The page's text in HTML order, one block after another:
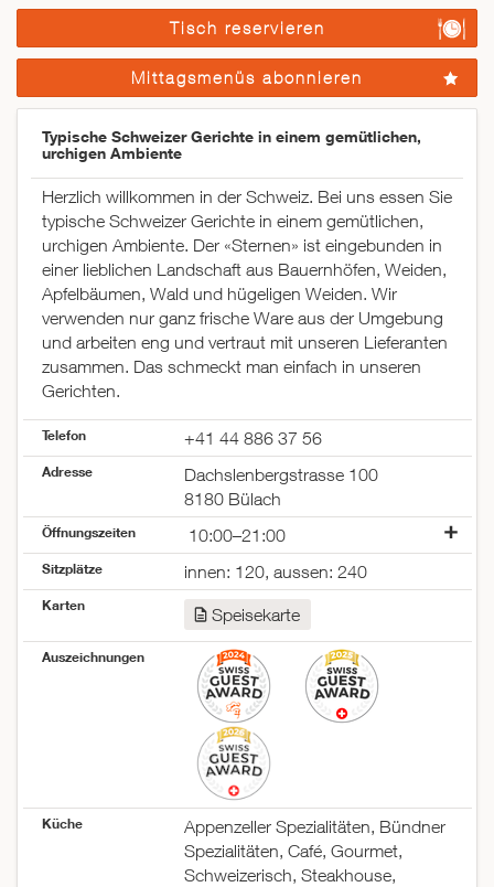
Tisch reservieren
Mittagsmenüs abonnieren
Typische Schweizer Gerichte in einem gemütlichen,
urchigen Ambiente
Herzlich willkommen in der Schweiz. Bei uns essen Sie
typische Schweizer Gerichte in einem gemütlichen,
urchigen Ambiente. Der «Sternen» ist eingebunden in
einer lieblichen Landschaft aus Bauernhöfen, Weiden,
Apfelbäumen, Wald und hügeligen Weiden. Wir
verwenden nur ganz frische Ware aus der Umgebung
und arbeiten eng und vertraut mit unseren Lieferanten
zusammen. Das schmeckt man einfach in unseren
Gerichten.
Telefon +41 44 886 37 56
Adresse
Dachslenbergstrasse 100
8180 Bülach
Öffnungszeiten
10:00–21:00
Montag
Mittwoch
Freitag
geschlossen
geschlossen
11:00–22:00
11:00–22:00
11:00–22:00
10:00–21:00
Sitzplätze innen: 120, aussen: 240
Karten Speisekarte
Auszeichnungen
Küche
Appenzeller Spezialitäten, Bündner
Spezialitäten, Café, Gourmet,
Schweizerisch, Steakhouse,